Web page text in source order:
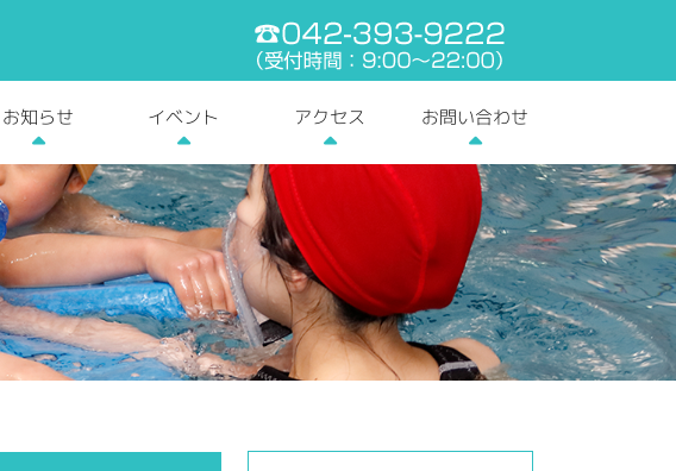
電話番号:042-393-
お知らせ イベント アクセス お問い合わせ